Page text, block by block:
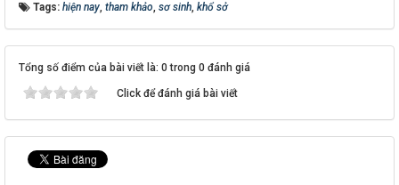
Tags: hiện nay, tham khảo, sơ sinh, khổ sở
Tổng số điểm của bài viết là: 0 trong 0 đánh giá
Click để đánh giá bài viết